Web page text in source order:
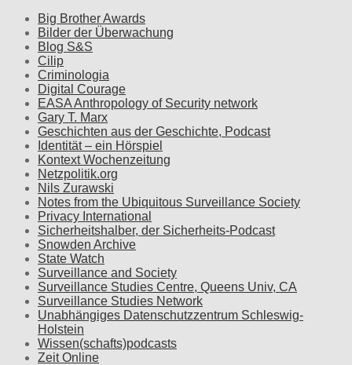
Big Brother Awards
Bilder der Überwachung
Blog S&S
Cilip
Criminologia
Digital Courage
EASA Anthropology of Security network
Gary T. Marx
Geschichten aus der Geschichte, Podcast
Identität – ein Hörspiel
Kontext Wochenzeitung
Netzpolitik.org
Nils Zurawski
Notes from the Ubiquitous Surveillance Society
Privacy International
Sicherheitshalber, der Sicherheits-Podcast
Snowden Archive
State Watch
Surveillance and Society
Surveillance Studies Centre, Queens Univ, CA
Surveillance Studies Network
Unabhängiges Datenschutzzentrum Schleswig-
Holstein
Wissen(schafts)podcasts
Zeit Online